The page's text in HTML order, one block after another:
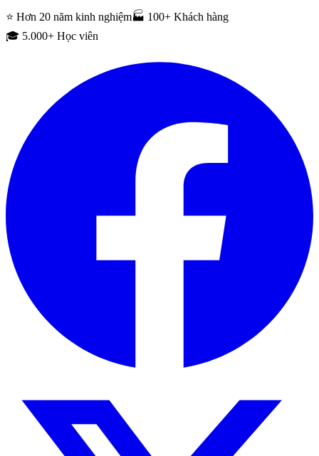
⭐ Hơn 20 năm kinh nghiệm🏭 100+ Khách hàng
🎓 5.000+ Học viên